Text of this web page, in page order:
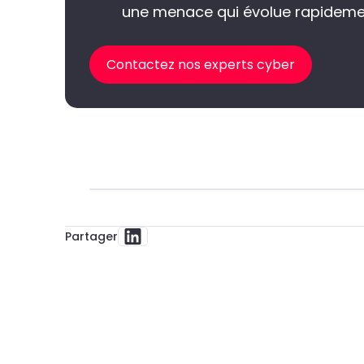
une menace qui évolue
Contactez nos experts cyber
Partager